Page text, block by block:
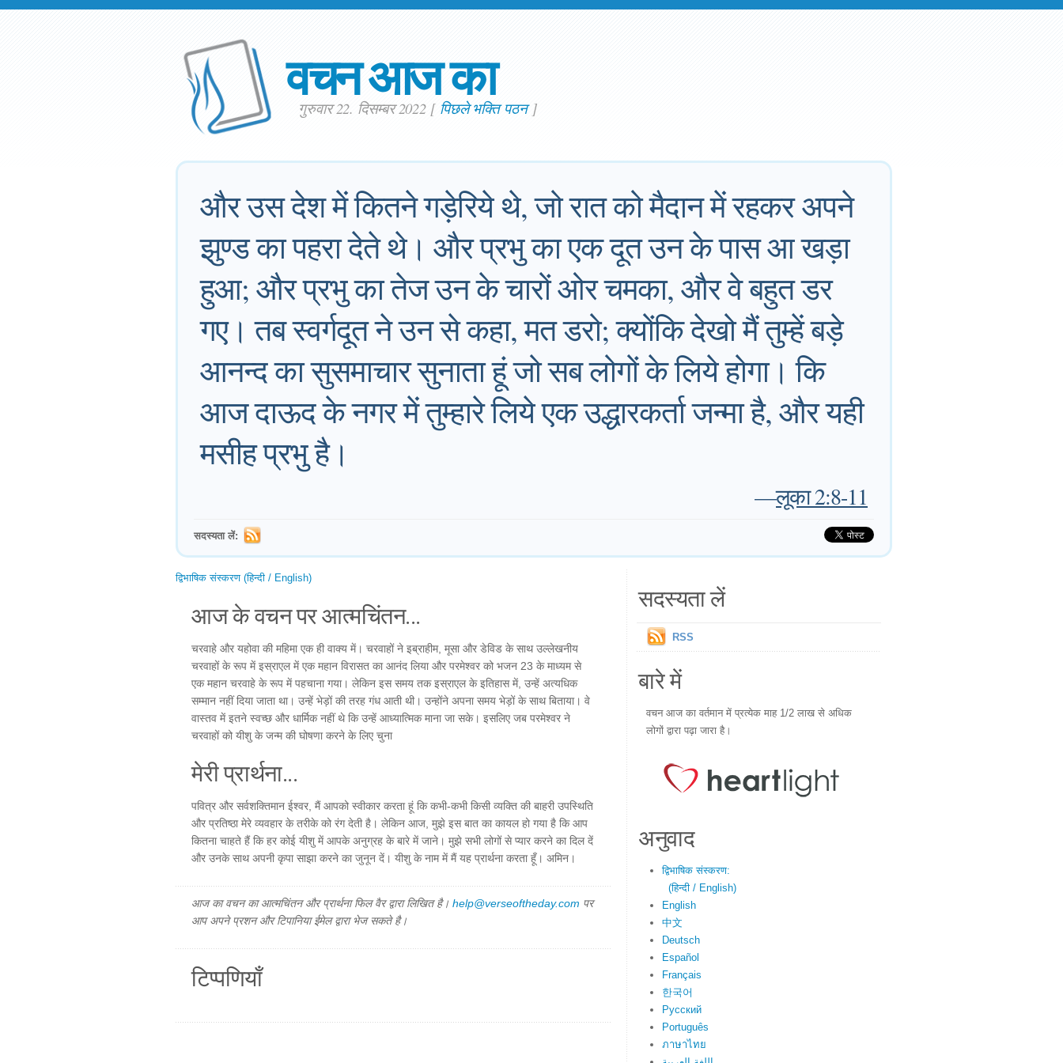
वचन आज का
गुरुवार 22. दिसम्बर 2022 [ पिछले भक्ति पठन]
और उस देश में कितने गड़ेरिये थे, जो रात को मैदान में रहकर अपने
झुण्ड का पहरा देते थे। और प्रभु का एक दूत उन के पास आ खड़ा
हुआ; और प्रभु का तेज उन के चारों ओर चमका, और वे बहुत डर
गए। तब स्वर्गदूत ने उन से कहा, मत डरो; क्योंकि देखो मैं तुम्हें बड़े
आनन्द का सुसमाचार सुनाता हूं जो सब लोगों के लिये होगा। कि
आज दाऊद के नगर में तुम्हारे लिये एक उद्धारकर्ता जन्मा है, और यही
मसीह प्रभु है।
—लूका 2:8-11
सदस्यता लें:
द्विभाषिक संस्करण (हिन्दी / English)
आज के वचन पर आत्मचिंतन...
चरवाहे और यहोवा की महिमा एक ही वाक्य में। चरवाहों ने इब्राहीम, मूसा और डेविड के साथ उल्लेखनीय
चरवाहों के रूप में इस्राएल में एक महान विरासत का आनंद लिया और परमेश्वर को भजन 23 के माध्यम से
एक महान चरवाहे के रूप में पहचाना गया। लेकिन इस समय तक इस्राएल के इतिहास में, उन्हें अत्यधिक
सम्मान नहीं दिया जाता था। उन्हें भेड़ों की तरह गंध आती थी। उन्होंने अपना समय भेड़ों के साथ बिताया। वे
वास्तव में इतने स्वच्छ और धार्मिक नहीं थे कि उन्हें आध्यात्मिक माना जा सके। इसलिए जब परमेश्वर ने
चरवाहों को यीशु के जन्म की घोषणा करने के लिए चुना
मेरी प्रार्थना...
पवित्र और सर्वशक्तिमान ईश्वर, मैं आपको स्वीकार करता हूं कि कभी-कभी किसी व्यक्ति की बाहरी उपस्थिति
और प्रतिष्ठा मेरे व्यवहार के तरीके को रंग देती है। लेकिन आज, मुझे इस बात का कायल हो गया है कि आप
कितना चाहते हैं कि हर कोई यीशु में आपके अनुग्रह के बारे में जाने। मुझे सभी लोगों से प्यार करने का दिल दें
और उनके साथ अपनी कृपा साझा करने का जुनून दें। यीशु के नाम में मैं यह प्रार्थना करता हूँ। अमिन।
आज का वचन का आत्मचिंतन और प्रार्थना फिल वैर द्वारा लिखित है। help@verseoftheday.com पर
आप अपने प्रशन और टिपानिया ईमेल द्वारा भेज सकते है।
टिप्पणियाँ
सदस्यता लें
RSS
बारे में
वचन आज का वर्तमान में प्रत्येक माह 1/2 लाख से अधिक
लोगों द्वारा पढ़ा जारा है।
अनुवाद
द्विभाषिक संस्करण:
(हिन्दी / English)
English
中文
Deutsch
Español
Français
한국어
Русский
Português
ภาษาไทย